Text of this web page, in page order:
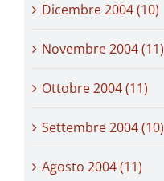
Dicembre 2004 (10)
Novembre 2004 (11)
Ottobre 2004 (11)
Settembre 2004 (10)
Agosto 2004 (11)